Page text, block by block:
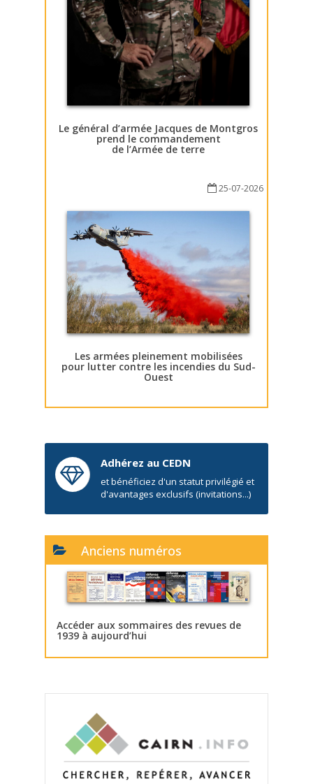
Le général d’armée Jacques de Montgros
prend le commandement
de l’Armée de terre
25-07-2026
Les armées pleinement mobilisées
pour lutter contre les incendies du Sud-
Ouest
Adhérez au CEDN
et bénéficiez d'un statut privilégié et
d'avantages exclusifs (invitations...)
Anciens numéros
Accéder aux sommaires des revues de
1939 à aujourd’hui